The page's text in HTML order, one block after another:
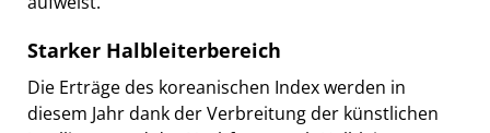
Starker Halbleiterbereich
Die Erträge des koreanischen Index werden in
diesem Jahr dank der Verbreitung der künstlichen